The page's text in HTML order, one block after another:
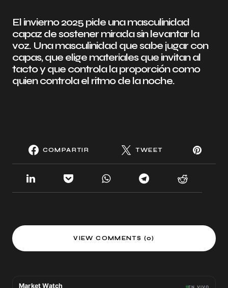
El invierno 2025 pide una masculinidad
capaz de sostener mirada sin levantar la
voz. Una masculinidad que sabe jugar con
capas, que elige materiales que invitan al
tacto y que controla la proporción como
quien controla el ritmo de la noche.
COMPARTIR TWEET
VIEW COMMENTS (0)
Market Watch EN VIVO